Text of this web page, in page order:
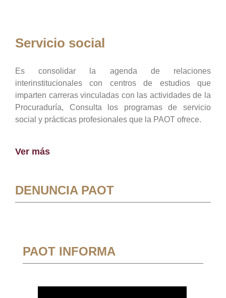
Servicio social
Es consolidar la agenda de relaciones
interinstitucionales con centros de estudios que
imparten carreras vinculadas con las actividades de la
Procuraduría, Consulta los programas de servicio
social y prácticas profesionales que la PAOT ofrece.
Ver más
DENUNCIA PAOT
PAOT INFORMA